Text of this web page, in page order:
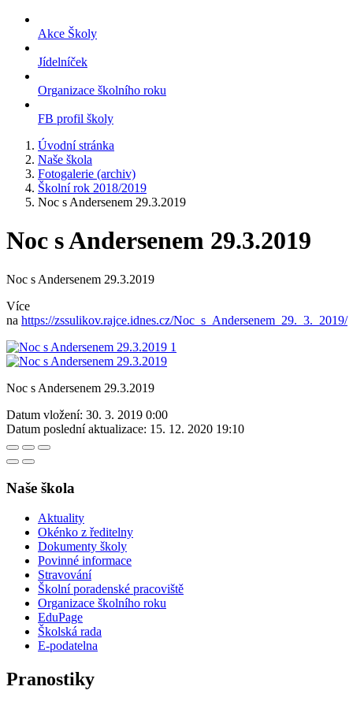
Akce Školy
Jídelníček
Organizace školního roku
FB profil školy
Úvodní stránka
Naše škola
Fotogalerie (archiv)
Školní rok 2018/2019
Noc s Andersenem 29.3.2019
Noc s Andersenem 29.3.2019
Noc s Andersenem 29.3.2019
Více
na https://zssulikov.rajce.idnes.cz/Noc_s_Andersenem_29._3._2019/
Noc s Andersenem 29.3.2019
Datum vložení: 30. 3. 2019 0:00
Datum poslední aktualizace: 15. 12. 2020 19:10
Naše škola
Aktuality
Okénko z ředitelny
Dokumenty školy
Povinné informace
Stravování
Školní poradenské pracoviště
Organizace školního roku
EduPage
Školská rada
E-podatelna
Pranostiky